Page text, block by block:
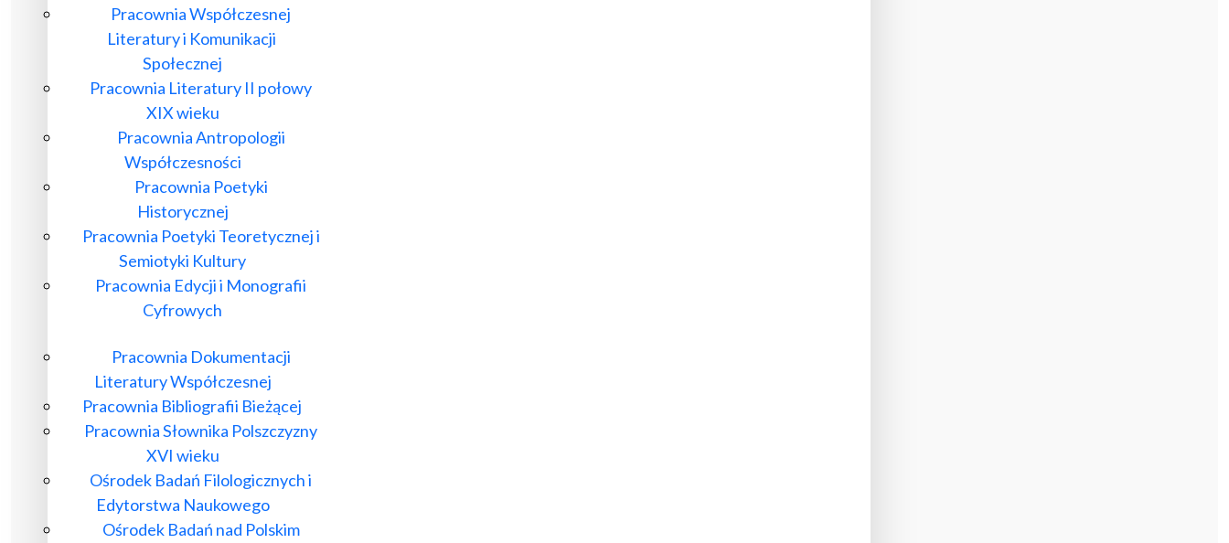
Pracownia Współczesnej
Literatury i Komunikacji
Społecznej
Pracownia Literatury II połowy
XIX wieku
Pracownia Antropologii
Współczesności
Pracownia Poetyki
Historycznej
Pracownia Poetyki Teoretycznej i
Semiotyki Kultury
Pracownia Edycji i Monografii
Cyfrowych
Pracownia Dokumentacji
Literatury Współczesnej
Pracownia Bibliografii Bieżącej
Pracownia Słownika Polszczyzny
XVI wieku
Ośrodek Badań Filologicznych i
Edytorstwa Naukowego
Ośrodek Badań nad Polskim